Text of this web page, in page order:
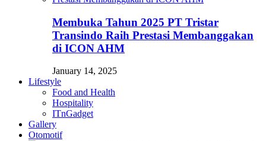
Membuka Tahun 2025 PT Tristar
Transindo Raih Prestasi Membanggakan
di ICON AHM
January 14, 2025
Lifestyle
Food and Health
Hospitality
ITnGadget
Gallery
Otomotif